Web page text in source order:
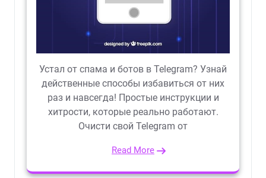
Устал от спама и ботов в Telegram? Узнай
действенные способы избавиться от них
раз и навсегда! Простые инструкции и
хитрости, которые реально работают.
Очисти свой Telegram от
Read More